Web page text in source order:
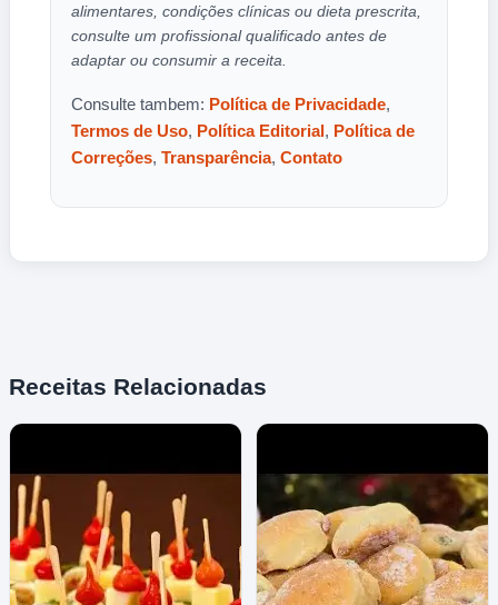
alimentares, condições clínicas ou dieta prescrita,
consulte um profissional qualificado antes de
adaptar ou consumir a receita.
Consulte tambem: Política de Privacidade,
Termos de Uso, Política Editorial, Política de
Correções, Transparência, Contato
Receitas Relacionadas